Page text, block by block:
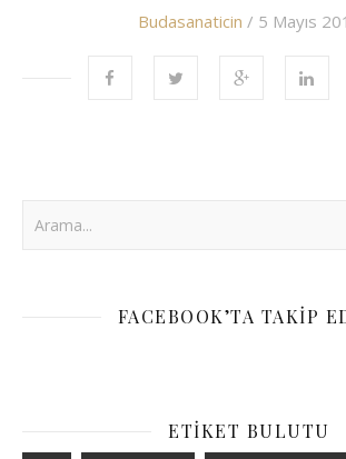
Budasanaticin / 5 Mayıs
FACEBOOK’TA TAKIP
ETIKET BULUTU